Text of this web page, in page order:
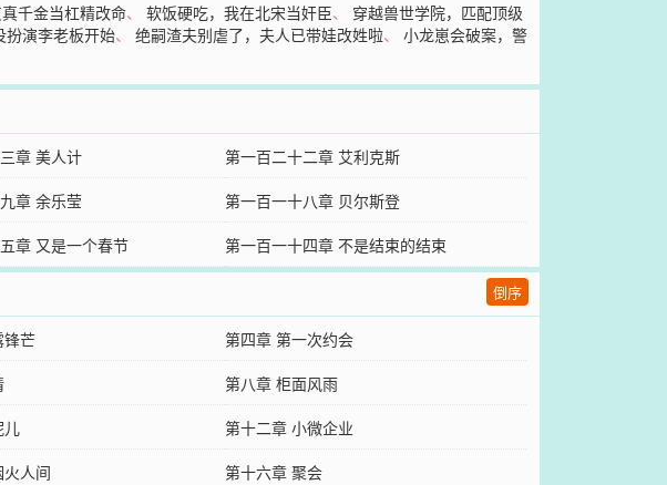
千金当杠精改命、软饭硬吃，我在北宋当奸臣、 穿越兽世学院，匹配顶级
扮演李老板开始、绝嗣渣夫别虐了，夫人已带娃改姓啦、小龙崽会破案，警
章 美人计
第一百二十二章 艾利克斯
章 余乐莹
第一百一十八章 贝尔斯登
章 又是一个春节 第一百一十四章 不是结束的结束
倒序
锋芒
第四章 第一次约会
第八章 柜面风雨
儿
第十二章 小微企业
人间
第十六章 聚会